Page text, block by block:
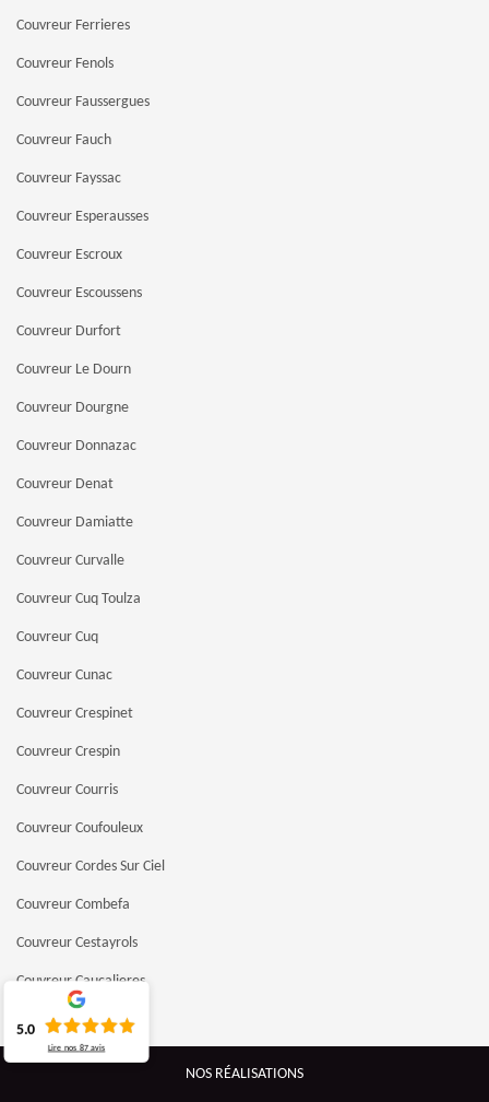
NOS RÉALISATIONS
Couvreur Ferrieres
Couvreur Fenols
Couvreur Faussergues
Couvreur Fauch
Couvreur Fayssac
Couvreur Esperausses
Couvreur Escroux
Couvreur Escoussens
Couvreur Durfort
Couvreur Le Dourn
Couvreur Dourgne
Couvreur Donnazac
Couvreur Denat
Couvreur Damiatte
Couvreur Curvalle
Couvreur Cuq Toulza
Couvreur Cuq
Couvreur Cunac
Couvreur Crespinet
Couvreur Crespin
Couvreur Courris
Couvreur Coufouleux
Couvreur Cordes Sur Ciel
Couvreur Combefa
Couvreur Cestayrols
Couvreur Caucalieres
Couvreur Castres
Couvreur Castelnau De Montmiral
5.0
Lire nos 87 avis